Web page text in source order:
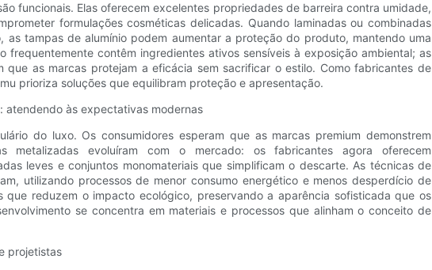
funcionais. Elas oferecem excelentes propriedades de barreira contra umidade,
formulações cosméticas delicadas. Quando laminadas ou combinadas
as tampas de alumínio podem aumentar a proteção do produto, mantendo uma
frequentemente contêm ingredientes ativos sensíveis à exposição ambiental; as
que as marcas protejam a eficácia sem sacrificar o estilo. Como fabricantes de
prioriza soluções que equilibram proteção e apresentação.
atendendo às expectativas modernas
do luxo. Os consumidores esperam que as marcas premium demonstrem
metalizadas evoluíram com o mercado: os fabricantes agora oferecem
leves e conjuntos monomateriais que simplificam o descarte. As técnicas de
utilizando processos de menor consumo energético e menos desperdício de
que reduzem o impacto ecológico, preservando a aparência sofisticada que os
se concentra em materiais e processos que alinham o conceito de
projetistas